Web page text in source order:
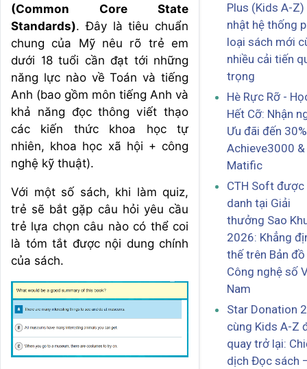
(Common Core State
Standards). Đây là tiêu chuẩn
chung của Mỹ nêu rõ trẻ em
dưới 18 tuổi cần đạt tới những
năng lực nào về Toán và tiếng
Anh (bao gồm môn tiếng Anh và
khả năng đọc thông viết thạo
các kiến thức khoa học tự
nhiên, khoa học xã hội + công
nghệ kỹ thuật).
Với một số sách, khi làm quiz,
trẻ sẽ bắt gặp câu hỏi yêu cầu
trẻ lựa chọn câu nào có thể coi
là tóm tắt được nội dung chính
của sách.
Plus (Kids A-Z)
nhật hệ thống
loại sách mới
nhiều cải tiến
trọng
Hè Rực Rỡ -
Hết Cỡ: Nhận
Ưu đãi đến
Achieve3000 &
Matific
CTH Soft được
danh tại Giải
thưởng Sao
2026: Khẳng
thế trên Bản đồ
Công nghệ số
Nam
Star Donation
cùng Kids A-Z
quay trở lại:
dịch Đọc sách